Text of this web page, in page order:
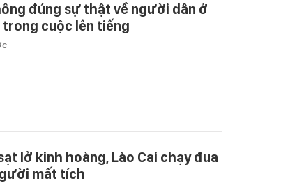
đúng sự thật về người dân ở
trong cuộc lên tiếng
lở kinh hoàng, Lào Cai chạy đua
mất tích